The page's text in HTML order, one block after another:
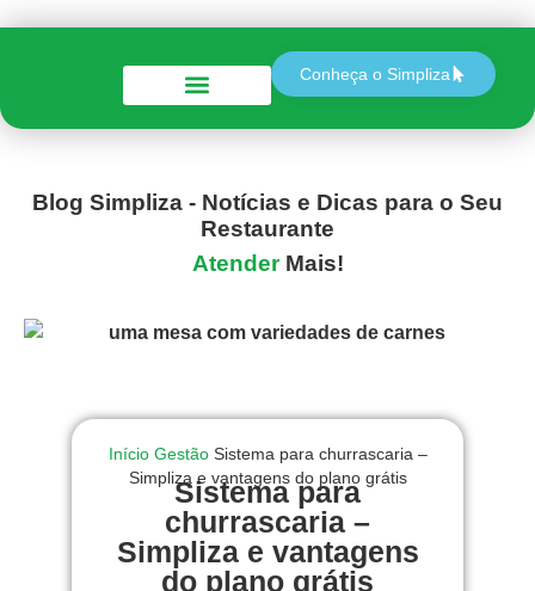
Conheça o Simpliza
Blog Simpliza - Notícias e Dicas para o Seu
Restaurante
Atender Mais!
Início Gestão Sistema para churrascaria –
Simpliza e vantagens do plano grátis
Sistema para
churrascaria –
Simpliza e vantagens
do plano grátis